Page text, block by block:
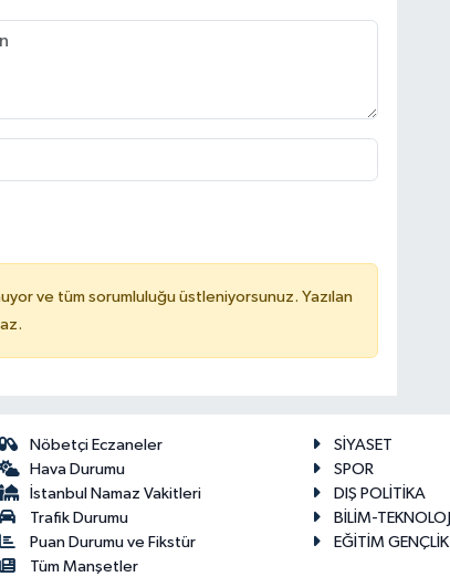
ve tüm sorumluluğu üstleniyorsunuz. Yazılan
Nöbetçi Eczaneler
Hava Durumu
İstanbul Namaz Vakitleri
Trafik Durumu
Puan Durumu ve Fikstür
Tüm Manşetler
SİYASET
SPOR
DIŞ POLİTİKA
BİLİM-TEKNOLOJİ
EĞİTİM GENÇLİK